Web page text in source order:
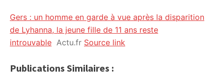
Gers : un homme en garde à vue après la disparition
de Lyhanna, la jeune fille de 11 ans reste
introuvable Actu.fr Source link
Publications Similaires :